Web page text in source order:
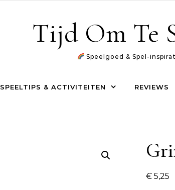
Tijd Om Te
Speelgoed & Spel-
SPEELTIPS & ACTIVITEITEN REVIEWS
€ 5,25